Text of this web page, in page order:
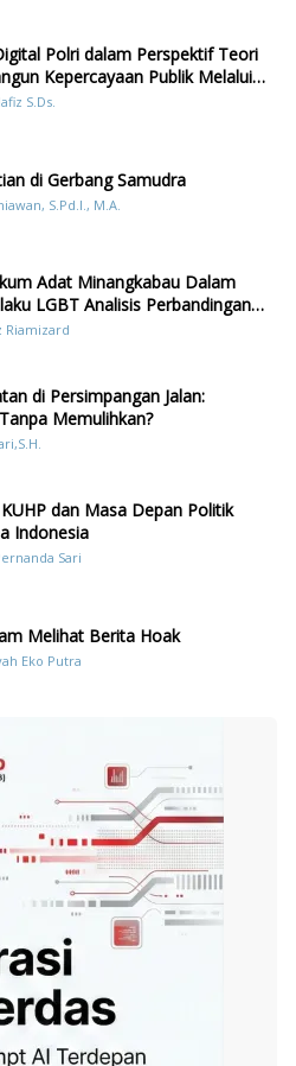
Polri dalam Perspektif Teori
Kepercayaan Publik Melalui
Kesiapsiagaan Bencana di
S.Ds.
di Gerbang Samudra
S.Pd.I., M.A.
Adat Minangkabau Dalam
LGBT Analisis Perbandingan
Pidana
Riamizard
di Persimpangan Jalan:
Memulihkan?
dan Masa Depan Politik
Indonesia
Sari
Melihat Berita Hoak
Eko Putra